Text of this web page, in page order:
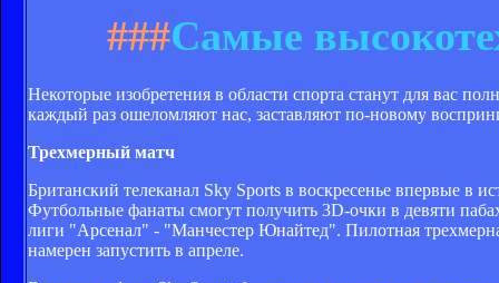
###Самые
Некоторые изобретения в области спорта станут для вас
каждый раз ошеломляют нас, заставляют по-новому
Трехмерный матч
Британский телеканал Sky Sports в воскресенье впервые в
Футбольные фанаты смогут получить 3D-очки в девяти
лиги "Арсенал" - "Манчестер Юнайтед". Пилотная
намерен запустить в апреле.